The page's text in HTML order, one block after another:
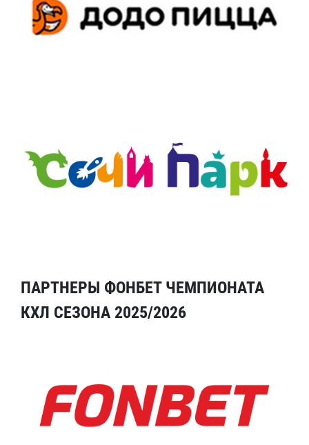
ПАРТНЕРЫ ФОНБЕТ ЧЕМПИОНАТА
КХЛ СЕЗОНА 2025/2026